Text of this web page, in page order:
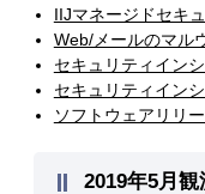
IIJマネージドセキ
Web/メールのマル
セキュリティイン
セキュリティイン
ソフトウェアリリ
2019年5月